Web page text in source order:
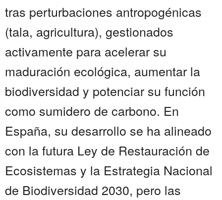
tras perturbaciones antropogénicas
(tala, agricultura), gestionados
activamente para acelerar su
maduración ecológica, aumentar la
biodiversidad y potenciar su función
como sumidero de carbono. En
España, su desarrollo se ha alineado
con la futura Ley de Restauración de
Ecosistemas y la Estrategia Nacional
de Biodiversidad 2030, pero las